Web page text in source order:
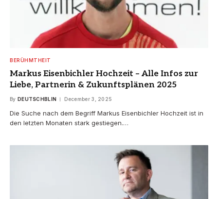
BERÜHMTHEIT
Markus Eisenbichler Hochzeit – Alle Infos zur
Liebe, Partnerin & Zukunftsplänen 2025
By DEUTSCHBLIN December 3, 2025
Die Suche nach dem Begriff Markus Eisenbichler Hochzeit ist in
den letzten Monaten stark gestiegen.…